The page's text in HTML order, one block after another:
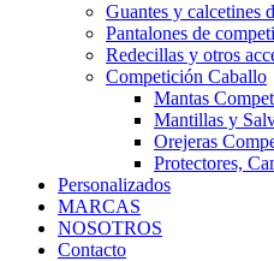
Guantes y calcetines
Pantalones de
Redecillas y otros
Competición Caballo
Mantas
Mantillas y
Orejeras
Protectores,
Personalizados
MARCAS
NOSOTROS
Contacto